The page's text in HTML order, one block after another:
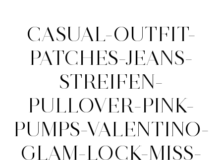
CASUAL-OUTFIT-
PATCHES-JEANS-
STREIFEN-
PULLOVER-PINK-
PUMPS-VALENTINO-
GLAM-LOCK-MISS-